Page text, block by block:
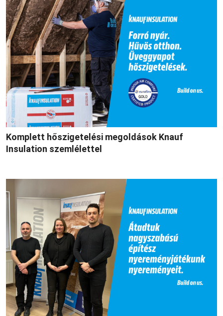
Komplett hőszigetelési megoldások Knauf
Insulation szemlélettel